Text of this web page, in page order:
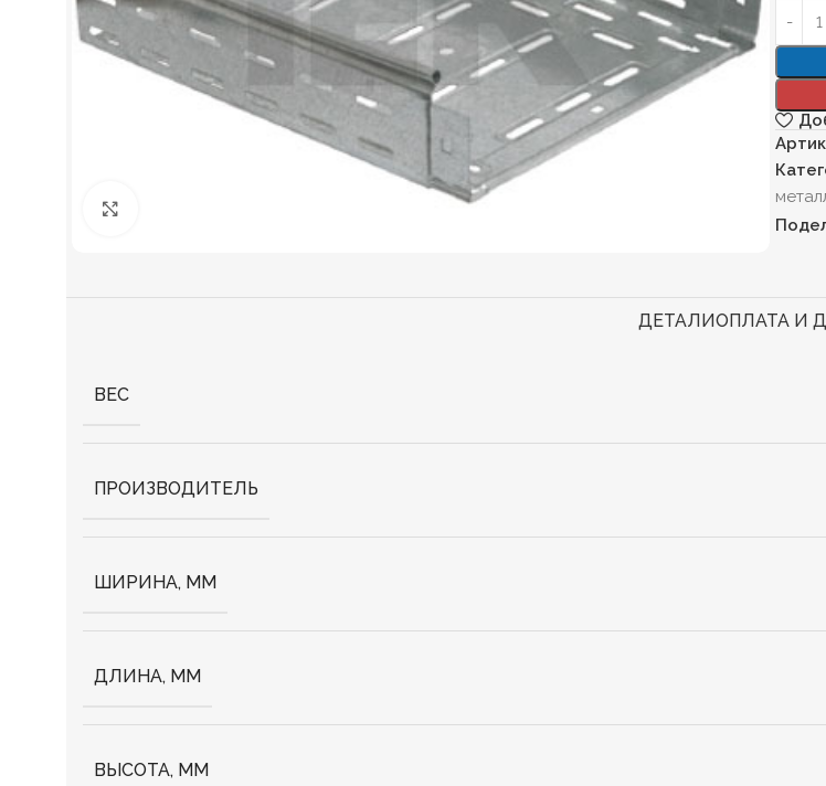
ДЕТАЛИОПЛАТА И
ВЕС
ПРОИЗВОДИТЕЛЬ
ШИРИНА, ММ
ДЛИНА, ММ
ВЫСОТА, ММ